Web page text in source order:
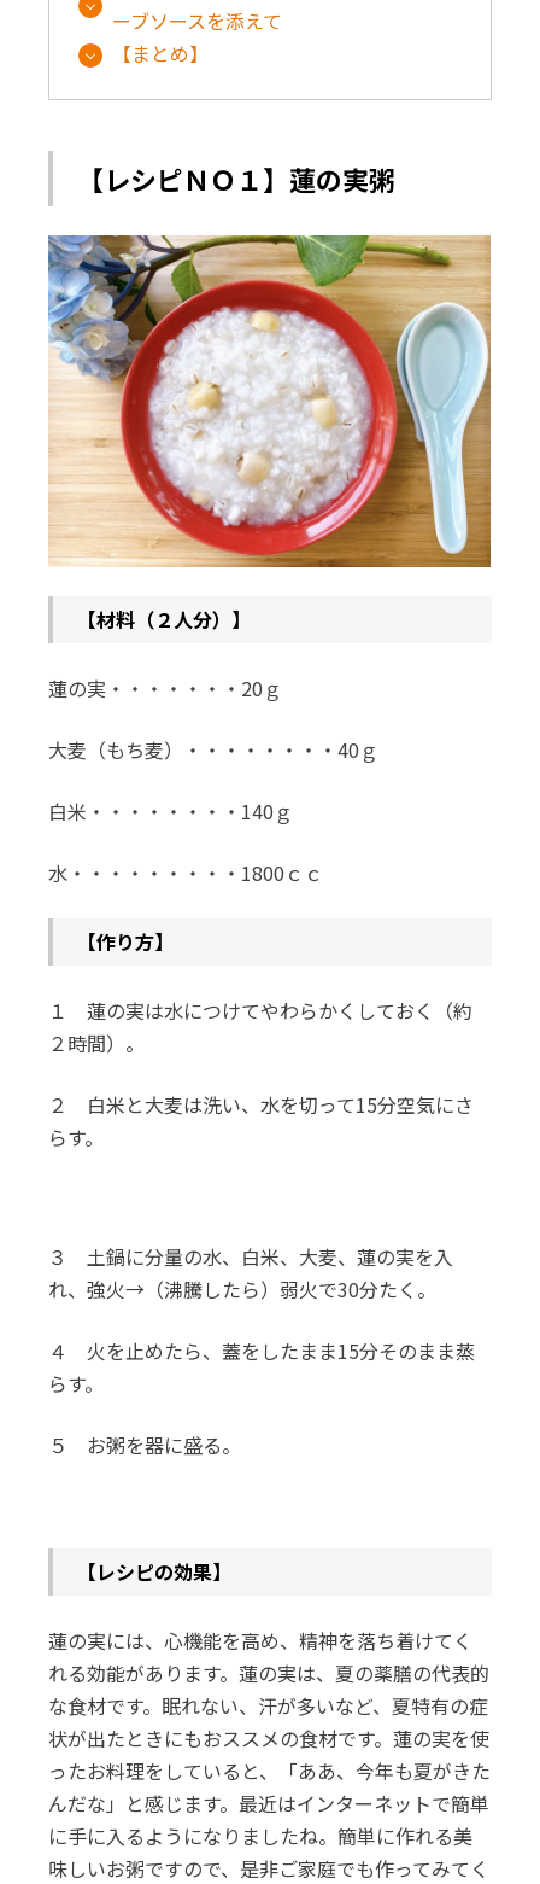
ーブソースを添えて
【まとめ】
【レシピＮＯ１】蓮の実粥
【材料（２人分）】
蓮の実・・・・・・・20ｇ
大麦（もち麦）・・・・・・・・40ｇ
白米・・・・・・・・140ｇ
水・・・・・・・・・1800ｃｃ
【作り方】
１ 蓮の実は水につけてやわらかくしておく（約
２時間）。
２ 白米と大麦は洗い、水を切って15分空気にさ
らす。
３ 土鍋に分量の水、白米、大麦、蓮の実を入
れ、強火→（沸騰したら）弱火で30分たく。
４ 火を止めたら、蓋をしたまま15分そのまま蒸
らす。
５ お粥を器に盛る。
【レシピの効果】
蓮の実には、心機能を高め、精神を落ち着けてく
れる効能があります。蓮の実は、夏の薬膳の代表的
な食材です。眠れない、汗が多いなど、夏特有の症
状が出たときにもおススメの食材です。蓮の実を使
ったお料理をしていると、「ああ、今年も夏がきた
んだな」と感じます。最近はインターネットで簡単
に手に入るようになりましたね。簡単に作れる美
味しいお粥ですので、是非ご家庭でも作ってみてく